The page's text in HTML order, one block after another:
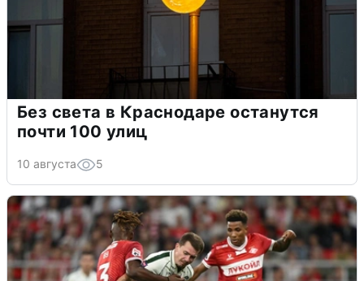
Без света в Краснодаре останутся
почти 100 улиц
10 августа 5